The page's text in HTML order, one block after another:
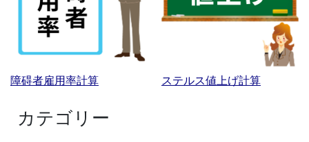
障碍者雇用率計算 ステルス値上げ計算
カテゴリー